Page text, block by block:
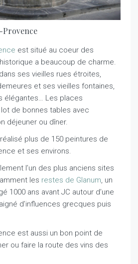
Provence
est situé au coeur des
a beaucoup de charme.
ses vieilles rues étroites,
et ses vieilles fontaines,
élégantes… Les places
de bonnes tables avec
déjeuner ou dîner.
plus de 150 peintures de
et ses environs.
l’un des plus anciens sites
les restes de Glanum , un
1000 ans avant JC autour d’une
d’influences grecques puis
est aussi un bon point de
ou faire la route des vins des